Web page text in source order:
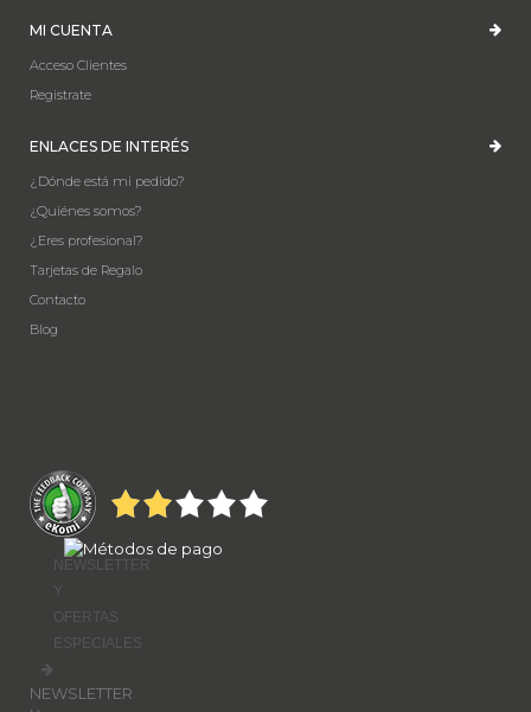
MI CUENTA
Acceso Clientes
Registrate
ENLACES DE INTERÉS
¿Dónde está mi pedido?
¿Quiénes somos?
¿Eres profesional?
Tarjetas de Regalo
Contacto
Blog
NEWSLETTER
Y
OFERTAS
ESPECIALES
NEWSLETTER